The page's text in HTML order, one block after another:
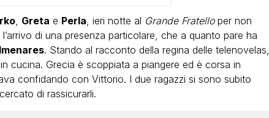
, Greta e Perla, ieri notte al Grande Fratelloper non
di una presenza particolare, che a quanto pare ha
. Stando al racconto della regina delle telenovelas,
cucina. Grecia è scoppiata a piangere ed è corsa in
confidando con Vittorio. I due ragazzi si sono subito
di rassicurarli.